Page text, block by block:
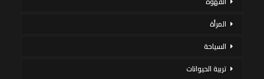
المرأة
السياحة
تربية الحيوانات